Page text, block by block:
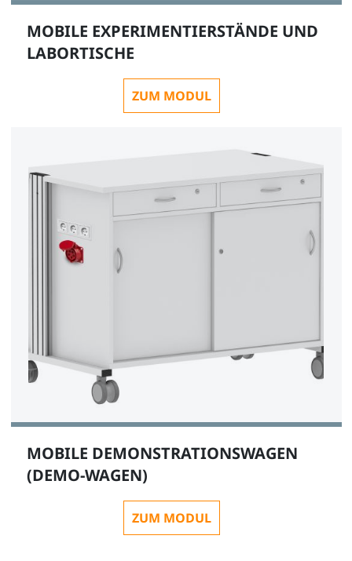
MOBILE EXPERIMENTIERSTÄNDE UND
LABORTISCHE
ZUM MODUL
MOBILE DEMONSTRATIONSWAGEN
(DEMO-WAGEN)
ZUM MODUL